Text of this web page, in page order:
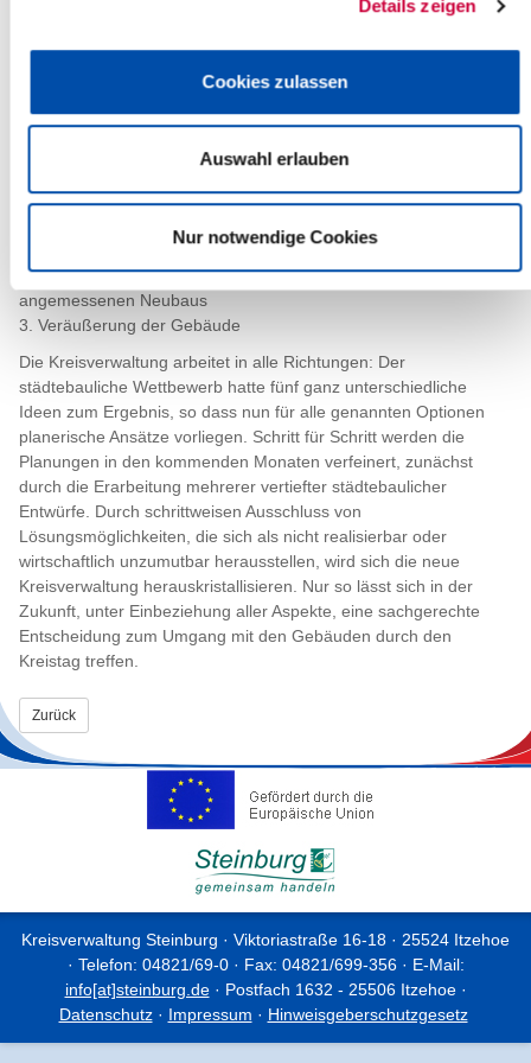
Details zeigen
Cookies zulassen
Auswahl erlauben
Nur notwendige Cookies
wesentlichen Merkmale des Kulturdenkmals sind Umfang und
Abweichung überzeugend begründen. Einfluss auf den Fortgang
des jetzt anstehenden gutachterlichen Verfahrens bzw. die
Gebäudes und des ehemaligen Bahnhofshotels kommen
1. Sanierung der Gebäude oder Neubau hinter alten Fassaden
2. Abriss der Gebäude zur Errichtung eines städtebaulich
angemessenen Neubaus
3. Veräußerung der Gebäude
Die Kreisverwaltung arbeitet in alle Richtungen: Der
städtebauliche Wettbewerb hatte fünf ganz unterschiedliche
Ideen zum Ergebnis, so dass nun für alle genannten Optionen
planerische Ansätze vorliegen. Schritt für Schritt werden die
Planungen in den kommenden Monaten verfeinert, zunächst
durch die Erarbeitung mehrerer vertiefter städtebaulicher
Entwürfe. Durch schrittweisen Ausschluss von
Lösungsmöglichkeiten, die sich als nicht realisierbar oder
wirtschaftlich unzumutbar herausstellen, wird sich die neue
Kreisverwaltung herauskristallisieren. Nur so lässt sich in der
Zukunft, unter Einbeziehung aller Aspekte, eine sachgerechte
Entscheidung zum Umgang mit den Gebäuden durch den
Kreistag treffen.
Zurück
Kreisverwaltung Steinburg · Viktoriastraße 16-18 · 25524 Itzehoe
· Telefon: 04821/69-0 · Fax: 04821/699-356 · E-Mail:
info[at]steinburg.de· Postfach 1632 - 25506 Itzehoe ·
Datenschutz· Impressum · Hinweisgeberschutzgesetz